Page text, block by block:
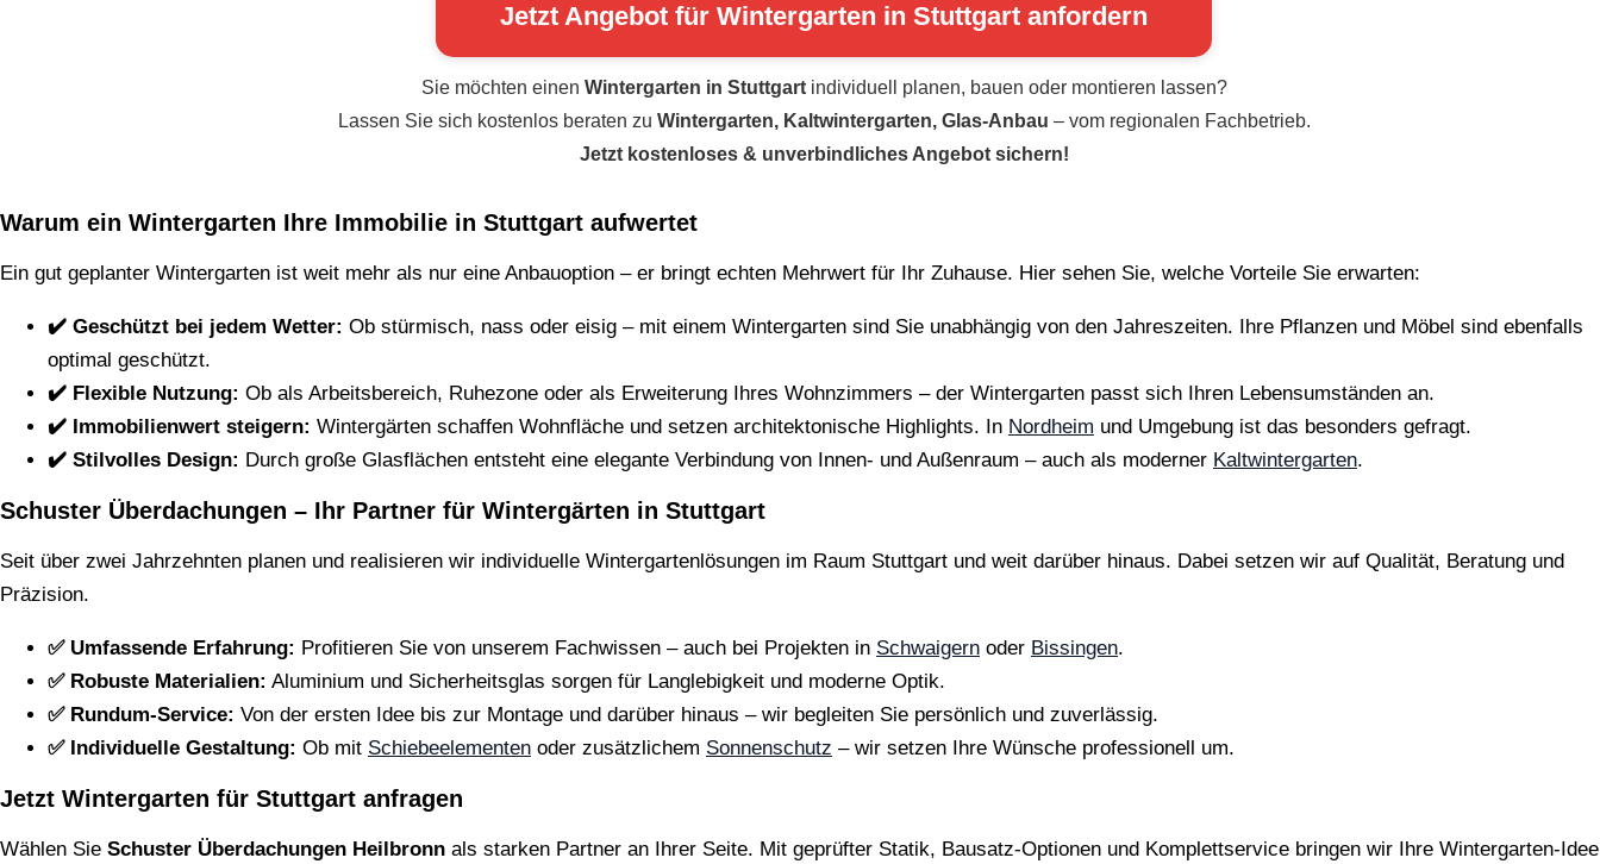
Jetzt Angebot für Wintergarten in Stuttgart anfordern
Sie möchten einen Wintergarten in Stuttgartindividuell planen, bauen oder montieren lassen?
Lassen Sie sich kostenlos beraten zu Wintergarten, Kaltwintergarten, Glas-Anbau – vom regionalen Fachbetrieb.
Jetzt kostenloses & unverbindliches Angebot sichern!
Warum ein Wintergarten Ihre Immobilie in Stuttgart aufwertet
Ein gut geplanter Wintergarten ist weit mehr als nur eine Anbauoption – er bringt echten Mehrwert für Ihr Zuhause. Hier sehen Sie, welche Vorteile Sie erwarten:
✔️ Geschützt bei jedem Wetter: Ob stürmisch, nass oder eisig – mit einem Wintergarten sind Sie unabhängig von den Jahreszeiten. Ihre Pflanzen und Möbel sind ebenfalls
optimal geschützt.
✔️ Flexible Nutzung: Ob als Arbeitsbereich, Ruhezone oder als Erweiterung Ihres Wohnzimmers – der Wintergarten passt sich Ihren Lebensumständen an.
✔️ Immobilienwert steigern: Wintergärten schaffen Wohnfläche und setzen architektonische Highlights. In Nordheim und Umgebung ist das besonders gefragt.
✔️ Stilvolles Design: Durch große Glasflächen entsteht eine elegante Verbindung von Innen- und Außenraum – auch als moderner Kaltwintergarten.
Schuster Überdachungen – Ihr Partner für Wintergärten in Stuttgart
Seit über zwei Jahrzehnten planen und realisieren wir individuelle Wintergartenlösungen im Raum Stuttgart und weit darüber hinaus. Dabei setzen wir auf Qualität, Beratung und
Präzision.
✅ Umfassende Erfahrung: Profitieren Sie von unserem Fachwissen – auch bei Projekten in Schwaigern oder Bissingen.
✅ Robuste Materialien: Aluminium und Sicherheitsglas sorgen für Langlebigkeit und moderne Optik.
✅ Rundum-Service: Von der ersten Idee bis zur Montage und darüber hinaus – wir begleiten Sie persönlich und zuverlässig.
✅ Individuelle Gestaltung: Ob mit Schiebeelementen oder zusätzlichem Sonnenschutz – wir setzen Ihre Wünsche professionell um.
Jetzt Wintergarten für Stuttgart anfragen
Wählen Sie Schuster Überdachungen Heilbronn als starken Partner an Ihrer Seite. Mit geprüfter Statik, Bausatz-Optionen und Komplettservice bringen wir Ihre Wintergarten-